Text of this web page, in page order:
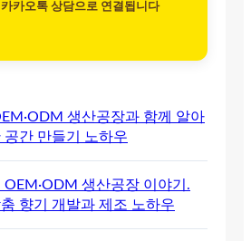
카오톡 상담으로 연결됩니다
생산공장과 함께 알아
공간 만들기 노하우
OEM·ODM 생산공장 이야기.
향기 개발과 제조 노하우